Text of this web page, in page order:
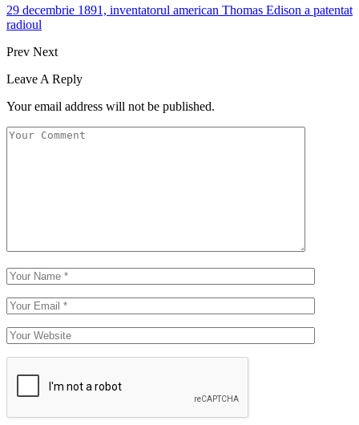
29 decembrie 1891, inventatorul american Thomas Edison a patentat
radioul
Prev Next
Leave A Reply
Your email address will not be published.